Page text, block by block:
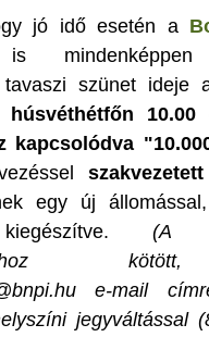
jó idő esetén a
mindenképpen
szünet ideje
húsvéthétfőn 10.00
kapcsolódva
egy új
(A
e-mail
jegyváltással